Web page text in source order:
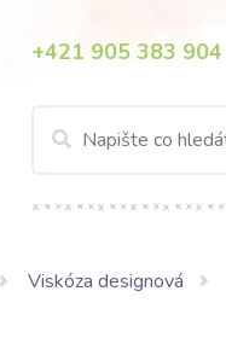
+421 905 383 904
Viskóza designová